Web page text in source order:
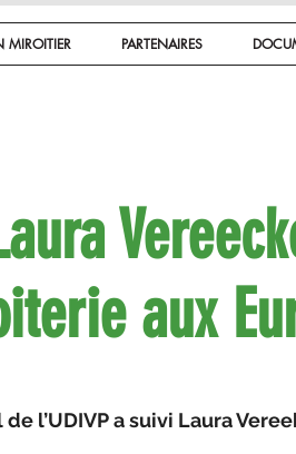
MIROITIER PARTENAIRES
aux
l’UDIVP a suivi Laura